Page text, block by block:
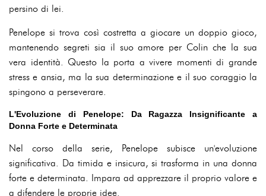
persino di lei.
Penelope si trova così costretta a giocare un doppio gioco,
mantenendo segreti sia il suo amore per Colin che la sua
vera identità. Questo la porta a vivere momenti di grande
stress e ansia, ma la sua determinazione e il suo coraggio la
spingono a perseverare.
L'Evoluzione di Penelope: Da Ragazza Insignificante a
Donna Forte e Determinata
Nel corso della serie, Penelope subisce un'evoluzione
significativa. Da timida e insicura, si trasforma in una donna
forte e determinata. Impara ad apprezzare il proprio valore e
a difendere le proprie idee.